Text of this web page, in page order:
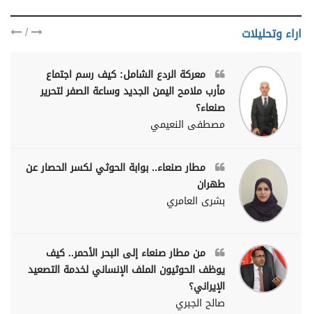
اراء وتحليلات /
معركة الردع الشامل: كيف رسم اجتماع
مأرب ملامح اليمن الجديد وساعة الصفر لتحرير
صنعاء؟
مصطفى النعيمي
مطار صنعاء.. بوابة الحوثي لكسر الحصار عن
طهران
بشرى العامري
من مطار صنعاء إلى البحر الأحمر.. كيف
يوظف الحوثيون الملف الإنساني لخدمة التصعيد
الإيراني؟
صالح الجبري